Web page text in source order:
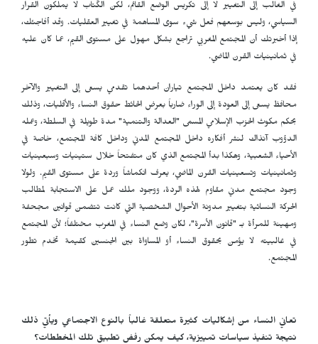
في الغالب إلى التغيير لا إلى تكريس الوضع القائم، لكن الكُتاب لا يملكون القرار
السياسي، وليس بوسعهم فعل شيء سوى المساهمة في تغيير العقليات. وقد أفاجئك،
إذا أخبرتك أن المجتمع المغربي تراجع بشكل مهول على مستوى القيم، عما كان عليه
في ثمانينيات القرن الماضي.
فقد كان يعتمد داخل المجتمع تياران أحدهما تقدمي يسعى إلى التغيير والآخر
محافظ يسعى إلى العودة إلى الوراء ضارباً بعرض الحائط حقوق النساء والأقليات، وذلك
بحكم مكوث الحزب الإسلامي المسمى "العدالة والتنمية" مدة طويلة في السلطة، وعمله
الدؤوب آنذاك لنشر أفكاره داخل المجتمع المدني وداخل كافة المجتمع، خاصة في
الأحياء الشعبية، وهكذا بدأ المجتمع الذي كان متفتحاً خلال ستينيات وسبعينيات
وثمانينيات وتسعينيات القرن الماضي، يعرف انكماشاً وردة على مستوى القيم. ولولا
وجود مجتمع مدني مقاوم لهذه الردة، ووجود ملك عمل على الاستجابة لمطالب
الحركة النسائية بتغيير مدونة الأحوال الشخصية التي كانت تتضمن قوانين مجحفة
ومهينة للمرأة بـ "قانون الأسرة"، لكان وضع النساء في المغرب مختلفاً؛ لأن المجتمع
في غالبيته لا يؤمن بحقوق النساء أو المساواة بين الجنسين كقيمة تخدم تطور
المجتمع.
تعاني النساء من إشكاليات كثيرة متعلقة غالباً بالنوع الاجتماعي ويأتي ذلك
نتيجة تنفيذ سياسات تمييزية، كيف يمكن رفض تطبيق تلك المخططات؟